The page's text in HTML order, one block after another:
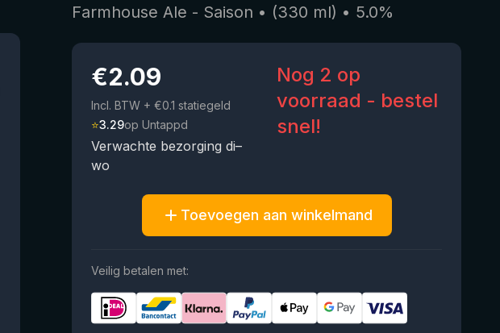
Farmhouse Ale - Saison • (330 ml) • 5.0%
€2.09
Incl. BTW + €0.1 statiegeld
⭐3.29op Untappd
Verwachte bezorging di–
wo
Nog 2 op
voorraad - bestel
snel!
Toevoegen aan winkelmand
Veilig betalen met: